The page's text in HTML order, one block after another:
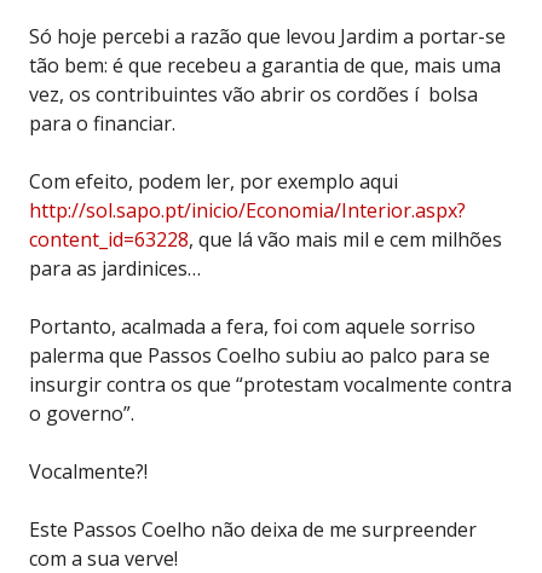
Só hoje percebi a razão que levou Jardim a portar-se
tão bem: é que recebeu a garantia de que, mais uma
vez, os contribuintes vão abrir os cordões í bolsa
para o financiar.
Com efeito, podem ler, por exemplo aqui
http://sol.sapo.pt/inicio/Economia/Interior.aspx?
content_id=63228, que lá vão mais mil e cem milhões
para as jardinices…
Portanto, acalmada a fera, foi com aquele sorriso
palerma que Passos Coelho subiu ao palco para se
insurgir contra os que “protestam vocalmente contra
o governo”.
Vocalmente?!
Este Passos Coelho não deixa de me surpreender
com a sua verve!